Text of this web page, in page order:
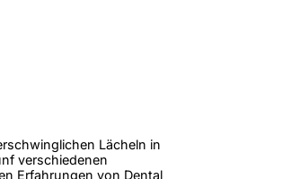
Lächeln in
verschiedenen
Erfahrungen von Dental